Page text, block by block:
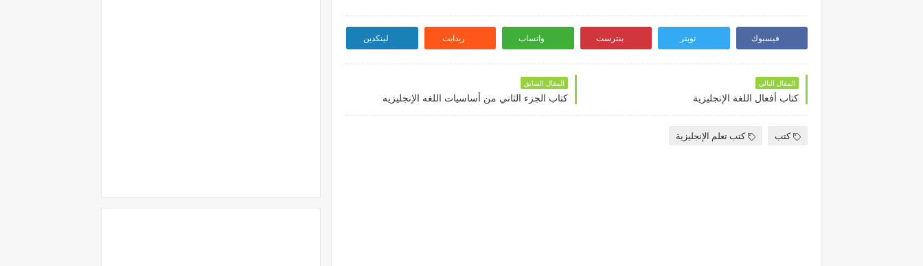
فيسبوك تويتر بنترست واتساب ريدايت لينكدين
المقال التالي
كتاب أفعال اللغة الإنجليزية
المقال السابق
كتاب الجزء الثاني من أساسيات اللغه الإنجليزيه
كتب كتب تعلم الإنجليزية